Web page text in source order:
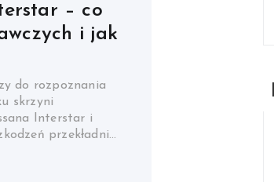
– co
i jak
do rozpoznania
skrzyni
Interstar i
przekładni…
się
lakieru
profesjonalisty –
matowa
Jednak ta